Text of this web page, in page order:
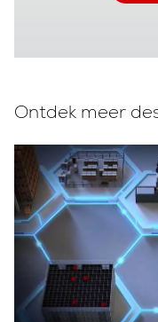
Ontdek meer